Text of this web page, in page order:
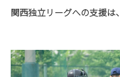
関西独立リーグへの支援は